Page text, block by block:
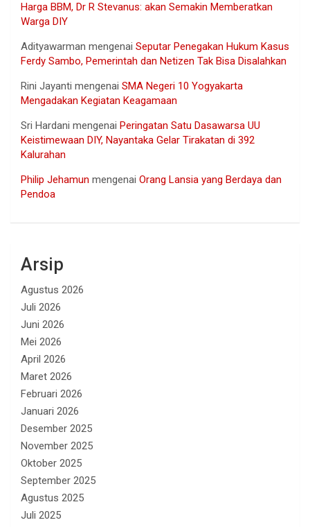
Harga BBM, Dr R Stevanus: akan Semakin Memberatkan
Warga DIY
Adityawarman mengenai Seputar Penegakan Hukum Kasus
Ferdy Sambo, Pemerintah dan Netizen Tak Bisa Disalahkan
Rini Jayanti mengenai SMA Negeri 10 Yogyakarta
Mengadakan Kegiatan Keagamaan
Sri Hardani mengenai Peringatan Satu Dasawarsa UU
Keistimewaan DIY, Nayantaka Gelar Tirakatan di 392
Kalurahan
Philip Jehamun mengenai Orang Lansia yang Berdaya dan
Pendoa
Arsip
Agustus 2026
Juli 2026
Juni 2026
Mei 2026
April 2026
Maret 2026
Februari 2026
Januari 2026
Desember 2025
November 2025
Oktober 2025
September 2025
Agustus 2025
Juli 2025